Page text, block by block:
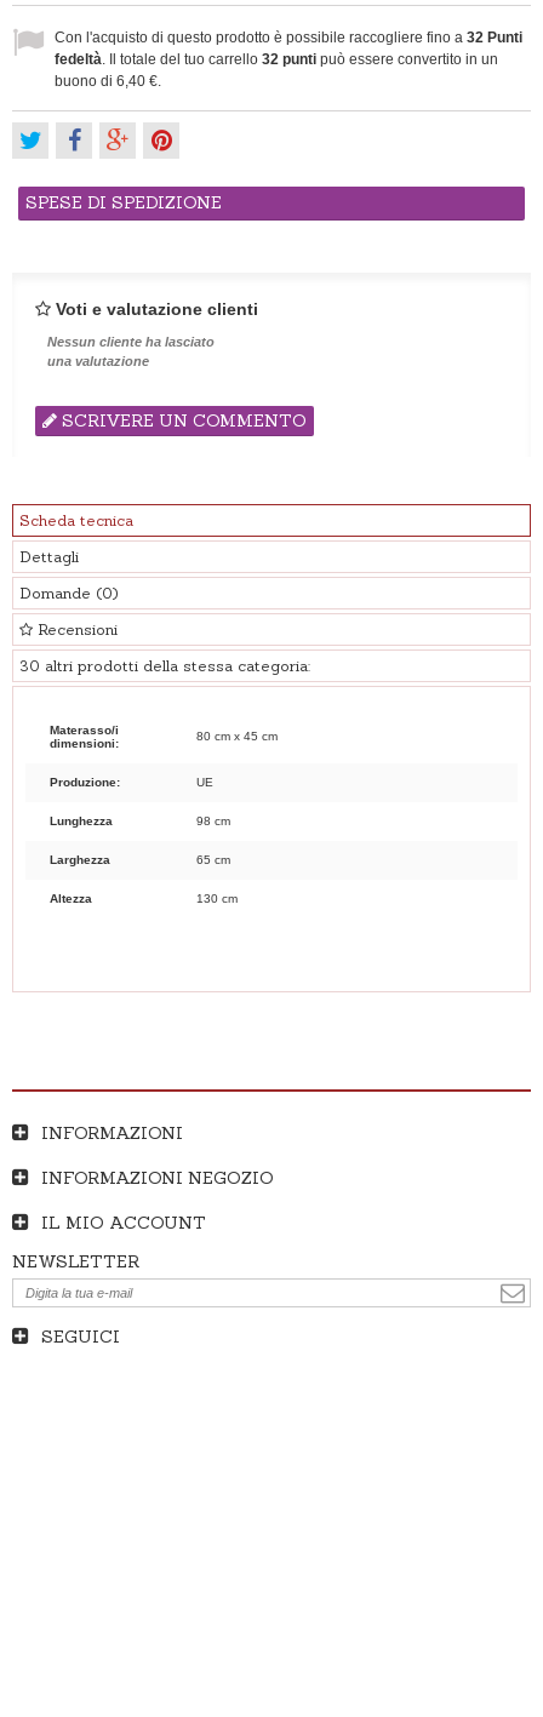
Con l'acquisto di questo prodotto è possibile raccogliere fino a 32 Punti
fedeltà . Il totale del tuo carrello 32 punti può essere convertito in un
buono di 6,40 €
SPESE DI SPEDIZIONE
Voti e valutazione clienti
Nessun cliente ha lasciato
una valutazione
SCRIVERE UN COMMENTO
Scheda tecnica
Dettagli
Domande (0)
Recensioni
30 altri prodotti della stessa categoria:
Materasso/i
dimensioni:
80 cm x 45 cm
Produzione: UE
Lunghezza 98 cm
Larghezza 65 cm
Altezza 130 cm
INFORMAZIONI
INFORMAZIONI NEGOZIO
IL MIO ACCOUNT
NEWSLETTER
SEGUICI